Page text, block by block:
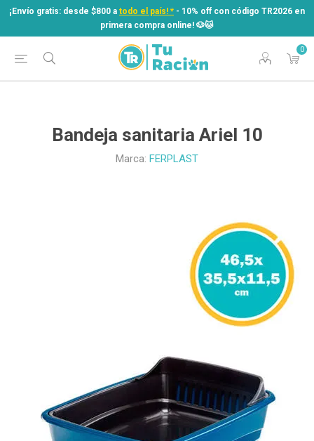
¡Envío gratis: desde $800 a todo el país! * - 10% off con código TR2026 en
primera compra online! ​🐶​🐱
0
¡Envío gratis: desde $800 atodo el país! *
- 10% off con código TR2026 en
primera compra online! ​🐶​🐱
Bandeja sanitaria Ariel 10
Marca: FERPLAST